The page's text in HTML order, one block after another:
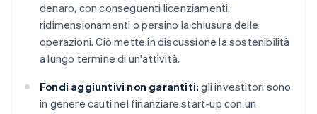
denaro, con conseguenti licenziamenti,
ridimensionamenti o persino la chiusura delle
operazioni. Ciò mette in discussione la sostenibilità
a lungo termine di un'attività.
Fondi aggiuntivi non garantiti: gli investitori sono
in genere cauti nel finanziare start-up con un